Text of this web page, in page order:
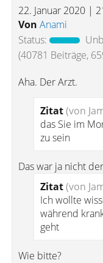
22. Januar 2020 |
Von Anami
Status:
(40781 Beiträge,
Aha. Der Arzt.
Zitat(von
das Sie im
zu sein
Das war ja nicht
Zitat(von
Ich wollte
während
geht
Wie bitte?